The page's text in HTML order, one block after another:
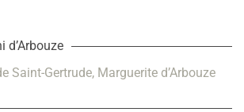
d’Arbouze
Saint-Gertrude, Marguerite d’Arbouze